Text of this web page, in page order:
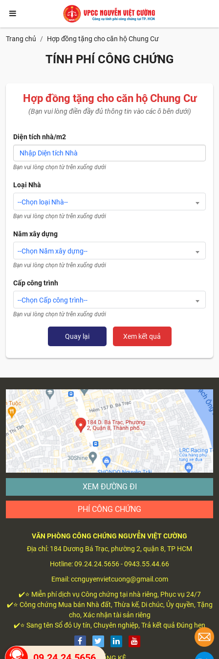
Trang chủ Hợp đồng tặng cho căn hộ Chung Cư
TÍNH PHÍ CÔNG CHỨNG
Hợp đồng tặng cho căn hộ Chung Cư
(Bạn vui lòng điền đầy đủ thông tin vào các ô bên dưới)
Diện tích nhà/m2
Bạn vui lòng chọn từ trên xuống dưới
Loại Nhà
--Chọn loại Nhà--
Bạn vui lòng chọn từ trên xuống dưới
Năm xây dựng
--Chọn Năm xây dựng--
Bạn vui lòng chọn từ trên xuống dưới
Cấp công trình
--Chọn Cấp công trình--
Bạn vui lòng chọn từ trên xuống dưới
Quay lại
XEM ĐƯỜNG ĐI
PHÍ CÔNG CHỨNG
VĂN PHÒNG CÔNG CHỨNG NGUYỄN VIỆT CƯỜNG
Địa chỉ: 184 Dương Bá Trạc, phường 2, quận 8, TP HCM
Hotline: 09.24.24.5656 - 0943.55.44.66
Email: ccnguyenvietcuong@gmail.com
✔️⭐ Miễn phí dịch vụ Công chứng tại nhà riêng, Phục vụ 24/7
✔️⭐ Công chứng Mua bán Nhà đất, Thừa kế, Di chúc, Ủy quyền, Tặng
cho, Xác nhận tài sản riêng
✔️⭐ Sang tên Sổ đỏ Uy tín, Chuyên nghiệp, Trả kết quả Đúng hẹn